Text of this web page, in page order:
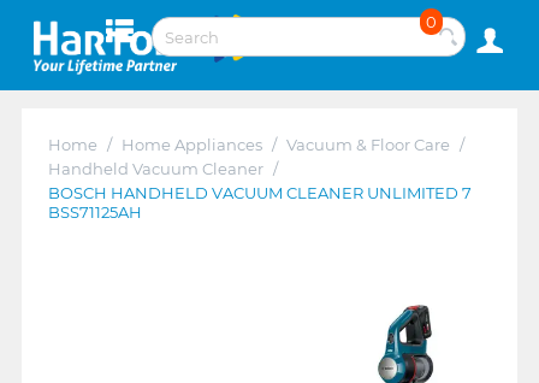
0
Home / Home Appliances / Vacuum & Floor Care /
Handheld Vacuum Cleaner /
BOSCH HANDHELD VACUUM CLEANER UNLIMITED 7
BSS71125AH